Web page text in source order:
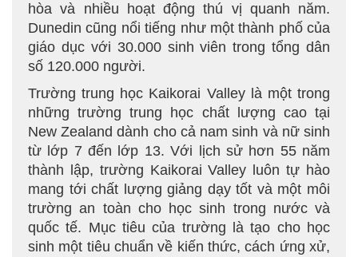
hòa và nhiều hoạt động thú vị quanh năm.
Dunedin cũng nổi tiếng như một thành phố của
giáo dục với 30.000 sinh viên trong tổng dân
số 120.000 người.
Trường trung học Kaikorai Valley là một trong
những trường trung học chất lượng cao tại
New Zealand dành cho cả nam sinh và nữ sinh
từ lớp 7 đến lớp 13. Với lịch sử hơn 55 năm
thành lập, trường Kaikorai Valley luôn tự hào
mang tới chất lượng giảng dạy tốt và một môi
trường an toàn cho học sinh trong nước và
quốc tế. Mục tiêu của trường là tạo cho học
sinh một tiêu chuẩn về kiến thức, cách ứng xử,